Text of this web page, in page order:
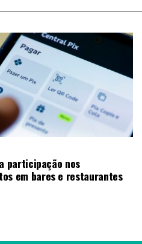
participação nos
em bares e restaurantes